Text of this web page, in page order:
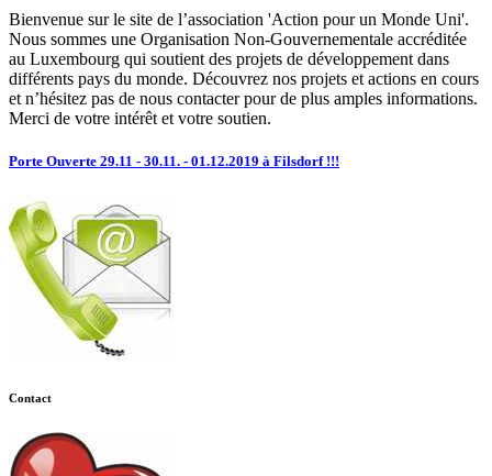
Bienvenue sur le site de l’association 'Action pour un Monde Uni'.
Nous sommes une Organisation Non-Gouvernementale accréditée
au Luxembourg qui soutient des projets de développement dans
différents pays du monde. Découvrez nos projets et actions en cours
et n’hésitez pas de nous contacter pour de plus amples informations.
Merci de votre intérêt et votre soutien.
Porte Ouverte 29.11 - 30.11. - 01.12.2019 à Filsdorf !!!
Contact